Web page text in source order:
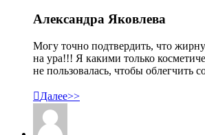
Александра Яковлева
Могу точно подтвердить, что
на ура!!! Я какими только
не пользовалась, чтобы облегчить
Далее>>